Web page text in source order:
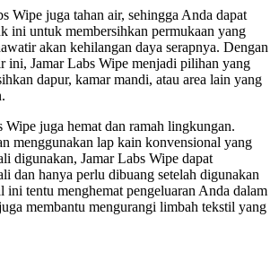
Wipe juga tahan air, sehingga Anda dapat
ini untuk membersihkan permukaan yang
akan kehilangan daya serapnya. Dengan
ini, Jamar Labs Wipe menjadi pilihan yang
dapur, kamar mandi, atau area lain yang
Wipe juga hemat dan ramah lingkungan.
menggunakan lap kain konvensional yang
digunakan, Jamar Labs Wipe dapat
dan hanya perlu dibuang setelah digunakan
ini tentu menghemat pengeluaran Anda dalam
membantu mengurangi limbah tekstil yang